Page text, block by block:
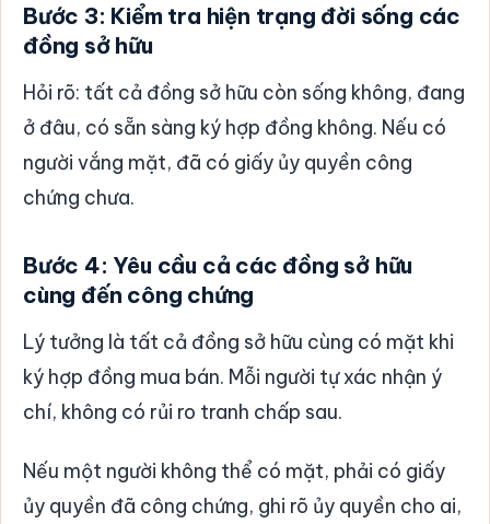
Bước 3: Kiểm tra hiện trạng đời sống các
đồng sở hữu
Hỏi rõ: tất cả đồng sở hữu còn sống không, đang
ở đâu, có sẵn sàng ký hợp đồng không. Nếu có
người vắng mặt, đã có giấy ủy quyền công
chứng chưa.
Bước 4: Yêu cầu cả các đồng sở hữu
cùng đến công chứng
Lý tưởng là tất cả đồng sở hữu cùng có mặt khi
ký hợp đồng mua bán. Mỗi người tự xác nhận ý
chí, không có rủi ro tranh chấp sau.
Nếu một người không thể có mặt, phải có giấy
ủy quyền đã công chứng, ghi rõ ủy quyền cho ai,